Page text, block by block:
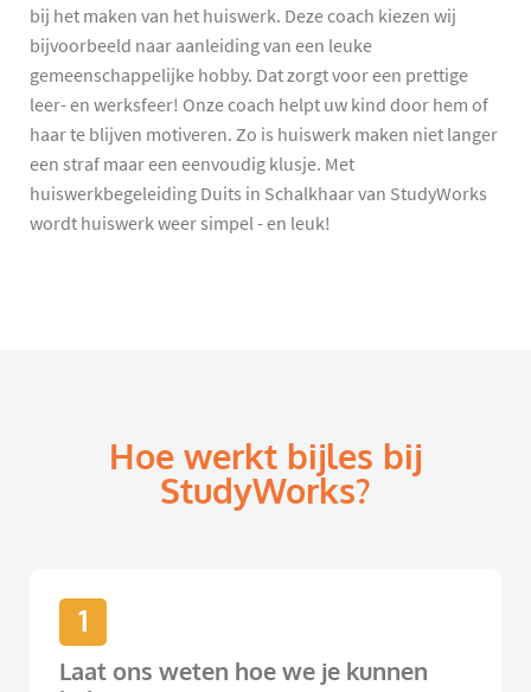
bij het maken van het huiswerk. Deze coach kiezen wij
bijvoorbeeld naar aanleiding van een leuke
gemeenschappelijke hobby. Dat zorgt voor een prettige
leer- en werksfeer! Onze coach helpt uw kind door hem of
haar te blijven motiveren. Zo is huiswerk maken niet langer
een straf maar een eenvoudig klusje. Met
huiswerkbegeleiding Duits in Schalkhaar van StudyWorks
wordt huiswerk weer simpel - en leuk!
Hoe werkt bijles bij
StudyWorks?
1
Laat ons weten hoe we je kunnen